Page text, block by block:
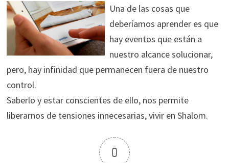
Una de las cosas que
deberíamos aprender es que
hay eventos que están a
nuestro alcance solucionar,
pero, hay infinidad que permanecen fuera de nuestro
control.
Saberlo y estar conscientes de ello, nos permite
liberarnos de tensiones innecesarias, vivir en Shalom.
0